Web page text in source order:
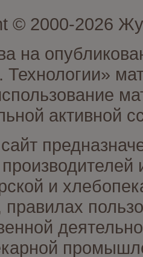
© 2000-2026
на
Технологии»
активной
и
правилах